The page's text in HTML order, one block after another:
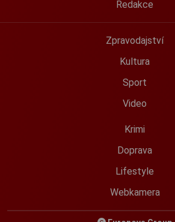
Redakce
Zpravodajství
Kultura
Sport
Video
Krimi
Doprava
Lifestyle
Webkamera